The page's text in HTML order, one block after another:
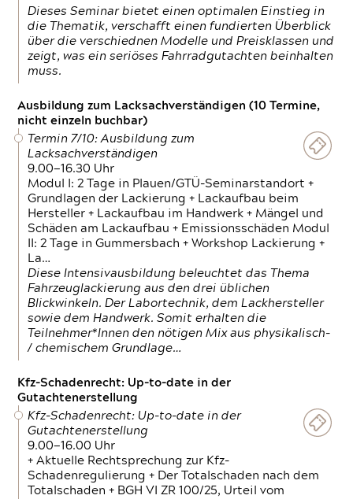
Dieses Seminar bietet einen optimalen Einstieg in
die Thematik, verschafft einen fundierten Überblick
über die verschiednen Modelle und Preisklassen und
zeigt, was ein seriöses Fahrradgutachten beinhalten
muss.
Ausbildung zum Lacksachverständigen (10 Termine,
nicht einzeln buchbar)
Termin 7/10: Ausbildung zum
Lacksachverständigen
9.00—16.30 Uhr
Modul I: 2 Tage in Plauen/GTÜ-Seminarstandort +
Grundlagen der Lackierung + Lackaufbau beim
Hersteller + Lackaufbau im Handwerk + Mängel und
Schäden am Lackaufbau + Emissionsschäden Modul
II: 2 Tage in Gummersbach + Workshop Lackierung +
La…
Diese Intensivausbildung beleuchtet das Thema
Fahrzeuglackierung aus den drei üblichen
Blickwinkeln. Der Labortechnik, dem Lackhersteller
sowie dem Handwerk. Somit erhalten die
Teilnehmer*Innen den nötigen Mix aus physikalisch-
/ chemischem Grundlage…
Kfz-Schadenrecht: Up-to-date in der
Gutachtenerstellung
Kfz-Schadenrecht: Up-to-date in der
Gutachtenerstellung
9.00—16.00 Uhr
+ Aktuelle Rechtsprechung zur Kfz-
Schadenregulierung + Der Totalschaden nach dem
Totalschaden + BGH VI ZR 100/25, Urteil vom